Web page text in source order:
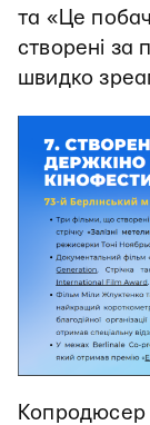
та «Це
створені за
швидко
Копродюсер